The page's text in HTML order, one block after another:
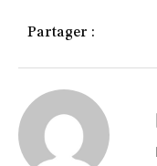
Partager :